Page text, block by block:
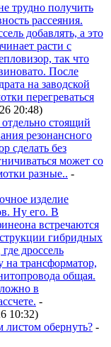
трудно получить
рассеяния.
добавлять, а это
расти с
так что
После
на заводской
перегреваться
20:48)
стоящий
резонансного
сделать без
может со
разные.. -
изделие
Ну его. В
встречаются
гибридных
дроссель
на трансформатор,
общая.
в
-
10:32)
обернуть? -